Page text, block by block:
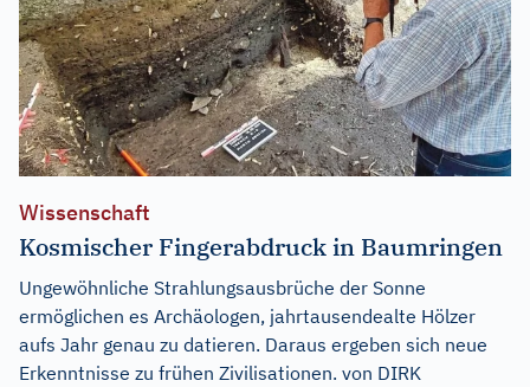
Wissenschaft
Kosmischer Fingerabdruck in Baumringen
Ungewöhnliche Strahlungsausbrüche der Sonne
ermöglichen es Archäologen, jahrtausendealte Hölzer
aufs Jahr genau zu datieren. Daraus ergeben sich neue
Erkenntnisse zu frühen Zivilisationen. von DIRK